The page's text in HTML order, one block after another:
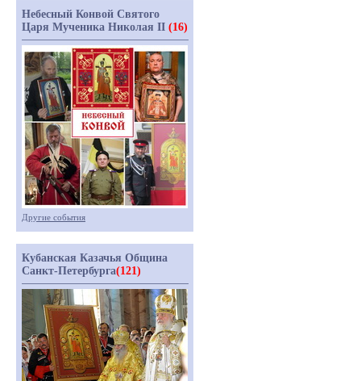
Небесный Конвой Святого
Царя Мученика Николая II (16)
Другие события
Кубанская Казачья Община
Санкт-Петербурга(121)